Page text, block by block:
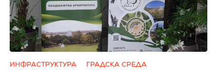
ИНФРАСТРУКТУРА ГРАДСКА СРЕДА